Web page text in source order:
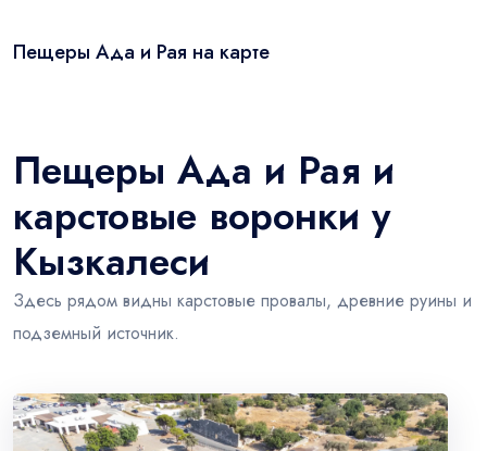
Пещеры Ада и Рая на карте
Пещеры Ада и Рая и
карстовые воронки у
Кызкалеси
Здесь рядом видны карстовые провалы, древние руины и
подземный источник.